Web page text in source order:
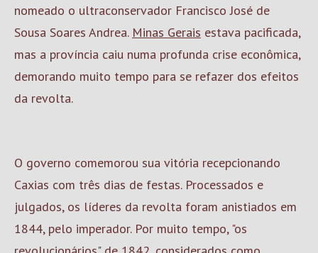
nomeado o ultraconservador Francisco José de
Sousa Soares Andrea. Minas Gerais estava pacificada,
mas a província caiu numa profunda crise econômica,
demorando muito tempo para se refazer dos efeitos
da revolta.
O governo comemorou sua vitória recepcionando
Caxias com três dias de festas. Processados e
julgados, os líderes da revolta foram anistiados em
1844, pelo imperador. Por muito tempo, "os